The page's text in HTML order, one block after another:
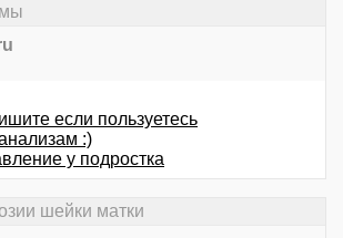
если пользуетесь
:)
у подростка
шейки матки